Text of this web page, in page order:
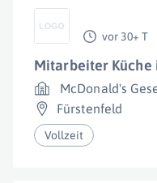
vor 30+ T
Mitarbeiter
McDonald's
Fürstenfeld
Vollzeit